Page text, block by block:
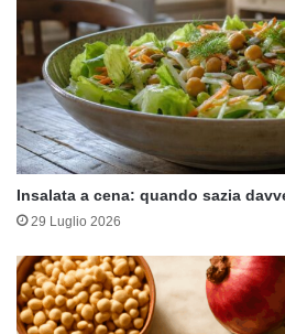
Insalata a cena: quando sazia
29 Luglio 2026